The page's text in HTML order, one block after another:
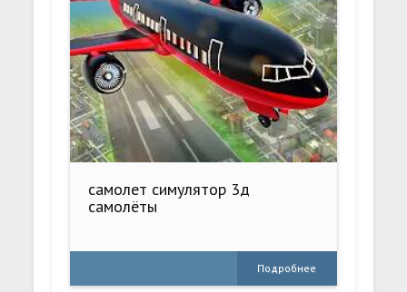
самолет симулятор 3д
самолёты
Подробнее